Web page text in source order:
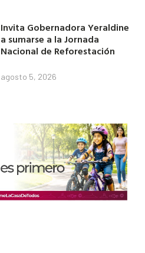
Invita Gobernadora Yeraldine
a sumarse a la Jornada
Nacional de Reforestación
agosto 5, 2026